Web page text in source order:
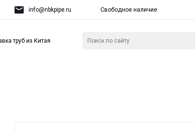
info@nbkpipe.ru Свободное наличие
труб из Китая